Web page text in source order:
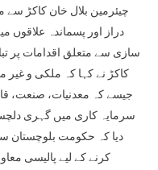
چیئرمین بلال خان کاکڑ سے
دراز اور پسماندہ علاقوں
سازی سے متعلق اقدامات پر
کاکڑ نے کہا کہ ملکی و
جیسے کہ معدنیات، صنعت،
سرمایہ کاری میں گہری
دیا کہ حکومت بلوچستان
کرنے کے لیے پالیسی